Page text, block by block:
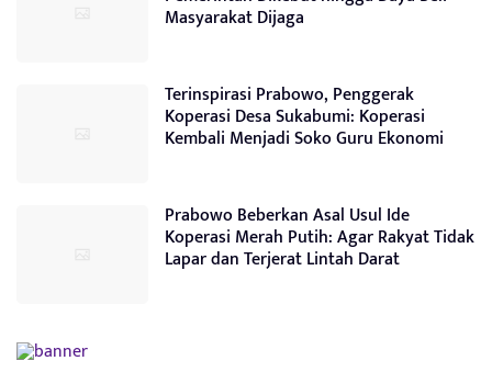
Masyarakat Dijaga
Terinspirasi Prabowo, Penggerak
Koperasi Desa Sukabumi: Koperasi
Kembali Menjadi Soko Guru Ekonomi
Prabowo Beberkan Asal Usul Ide
Koperasi Merah Putih: Agar Rakyat Tidak
Lapar dan Terjerat Lintah Darat